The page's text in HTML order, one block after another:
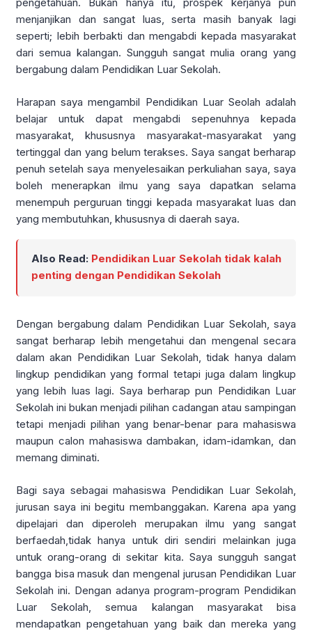
pengetahuan. Bukan hanya itu, prospek kerjanya pun
menjanjikan dan sangat luas, serta masih banyak lagi
seperti; lebih berbakti dan mengabdi kepada masyarakat
dari semua kalangan. Sungguh sangat mulia orang yang
bergabung dalam Pendidikan Luar Sekolah.
Harapan saya mengambil Pendidikan Luar Seolah adalah
belajar untuk dapat mengabdi sepenuhnya kepada
masyarakat, khususnya masyarakat-masyarakat yang
tertinggal dan yang belum terakses. Saya sangat berharap
penuh setelah saya menyelesaikan perkuliahan saya, saya
boleh menerapkan ilmu yang saya dapatkan selama
menempuh perguruan tinggi kepada masyarakat luas dan
yang membutuhkan, khususnya di daerah saya.
Also Read: Pendidikan Luar Sekolah tidak kalah
penting dengan Pendidikan Sekolah
Dengan bergabung dalam Pendidikan Luar Sekolah, saya
sangat berharap lebih mengetahui dan mengenal secara
dalam akan Pendidikan Luar Sekolah, tidak hanya dalam
lingkup pendidikan yang formal tetapi juga dalam lingkup
yang lebih luas lagi. Saya berharap pun Pendidikan Luar
Sekolah ini bukan menjadi pilihan cadangan atau sampingan
tetapi menjadi pilihan yang benar-benar para mahasiswa
maupun calon mahasiswa dambakan, idam-idamkan, dan
memang diminati.
Bagi saya sebagai mahasiswa Pendidikan Luar Sekolah,
jurusan saya ini begitu membanggakan. Karena apa yang
dipelajari dan diperoleh merupakan ilmu yang sangat
berfaedah,tidak hanya untuk diri sendiri melainkan juga
untuk orang-orang di sekitar kita. Saya sungguh sangat
bangga bisa masuk dan mengenal jurusan Pendidikan Luar
Sekolah ini. Dengan adanya program-program Pendidikan
Luar Sekolah, semua kalangan masyarakat bisa
mendapatkan pengetahuan yang baik dan mereka yang